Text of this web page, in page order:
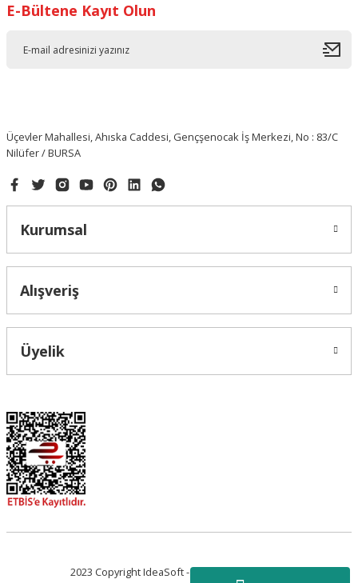
E-Bültene Kayıt Olun
Üçevler Mahallesi, Ahıska Caddesi, Gençşenocak İş Merkezi, No : 83/C
Nilüfer / BURSA
Kurumsal
Alışveriş
Üyelik
2023 Copyright IdeaSoft - Tüm Hakları Saklıdır.